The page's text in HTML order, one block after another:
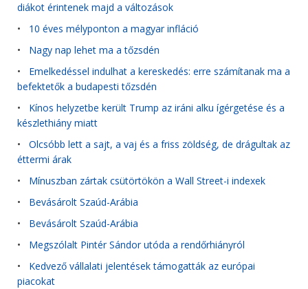
diákot érintenek majd a változások
• 10 éves mélyponton a magyar infláció
• Nagy nap lehet ma a tőzsdén
• Emelkedéssel indulhat a kereskedés: erre számítanak ma a
befektetők a budapesti tőzsdén
• Kínos helyzetbe került Trump az iráni alku ígérgetése és a
készlethiány miatt
• Olcsóbb lett a sajt, a vaj és a friss zöldség, de drágultak az
éttermi árak
• Mínuszban zártak csütörtökön a Wall Street-i indexek
• Bevásárolt Szaúd-Arábia
• Bevásárolt Szaúd-Arábia
• Megszólalt Pintér Sándor utóda a rendőrhiányról
• Kedvező vállalati jelentések támogatták az európai
piacokat